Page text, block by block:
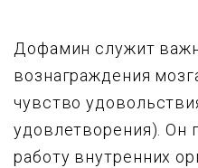
Дофамин служит
вознаграждения
чувство
удовлетворения). Он
работу внутренних